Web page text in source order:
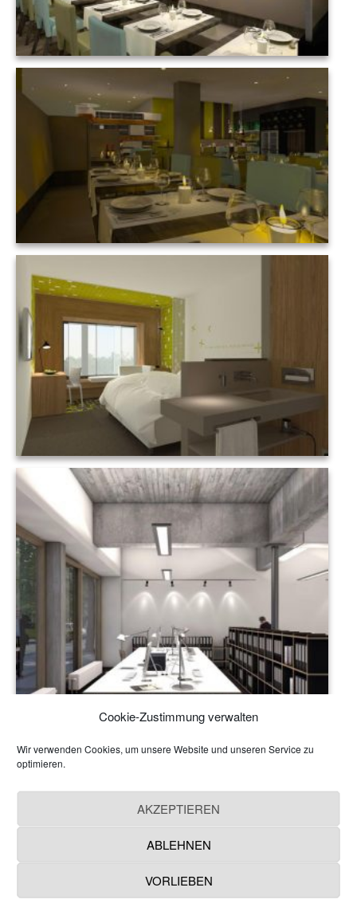
Cookie-Zustimmung verwalten
Wir verwenden Cookies, um unsere Website und unseren Service zu
optimieren.
AKZEPTIEREN
ABLEHNEN
VORLIEBEN